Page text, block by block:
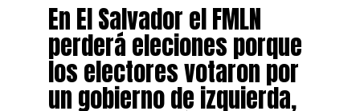
En El Salvador el FMLN
perderá eleciones porque
los electores votaron por
un gobierno de izquierda,